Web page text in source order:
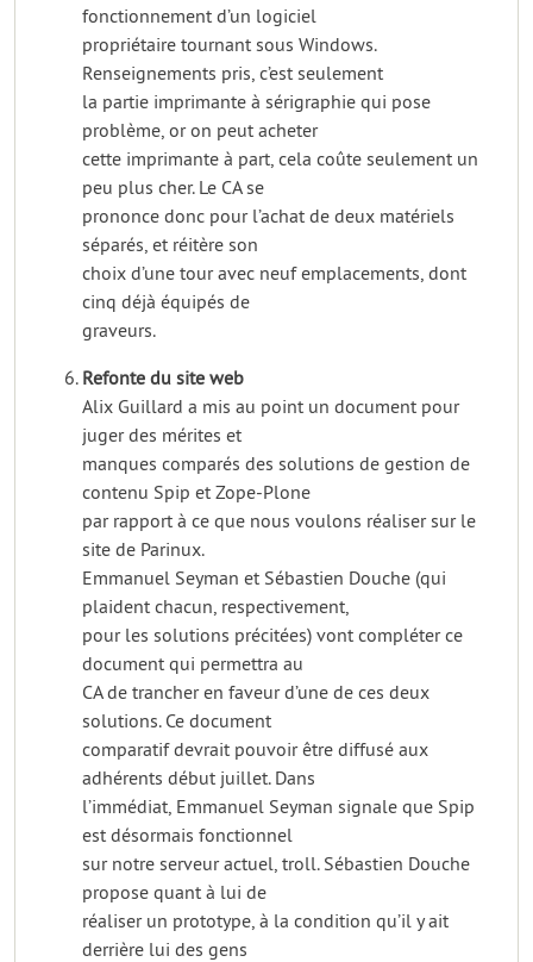
fonctionnement d’un logiciel
propriétaire tournant sous Windows.
Renseignements pris, c’est seulement
la partie imprimante à sérigraphie qui pose
problème, or on peut acheter
cette imprimante à part, cela coûte seulement un
peu plus cher. Le CA se
prononce donc pour l’achat de deux matériels
séparés, et réitère son
choix d’une tour avec neuf emplacements, dont
cinq déjà équipés de
graveurs.
Refonte du site web
Alix Guillard a mis au point un document pour
juger des mérites et
manques comparés des solutions de gestion de
contenu Spip et Zope-Plone
par rapport à ce que nous voulons réaliser sur le
site de Parinux.
Emmanuel Seyman et Sébastien Douche (qui
plaident chacun, respectivement,
pour les solutions précitées) vont compléter ce
document qui permettra au
CA de trancher en faveur d’une de ces deux
solutions. Ce document
comparatif devrait pouvoir être diffusé aux
adhérents début juillet. Dans
l’immédiat, Emmanuel Seyman signale que Spip
est désormais fonctionnel
sur notre serveur actuel, troll. Sébastien Douche
propose quant à lui de
réaliser un prototype, à la condition qu’il y ait
derrière lui des gens